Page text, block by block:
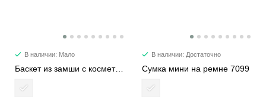
В наличии: Мало
Баскет из замши с косметичкой 6785
В наличии: Достаточно
Сумка мини на ремне 7099